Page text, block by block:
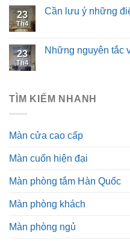
23
Th4
Cần lưu ý những
23
Th4
Những nguyên tắc
TÌM KIẾM NHANH
Màn cửa cao cấp
Màn cuốn hiện đại
Màn phòng tắm Hàn Quốc
Màn phòng khách
Màn phòng ngủ